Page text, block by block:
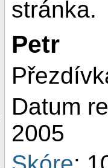
stránka.
Petr
Datum
2005